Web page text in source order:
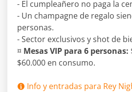
- El cumpleañero no paga la
- Un champagne de regalo
personas.
- Sector exclusivos y shot de
¤ Mesas VIP para 6 personas:
$60.000 en consumo.
Info y entradas para Rey